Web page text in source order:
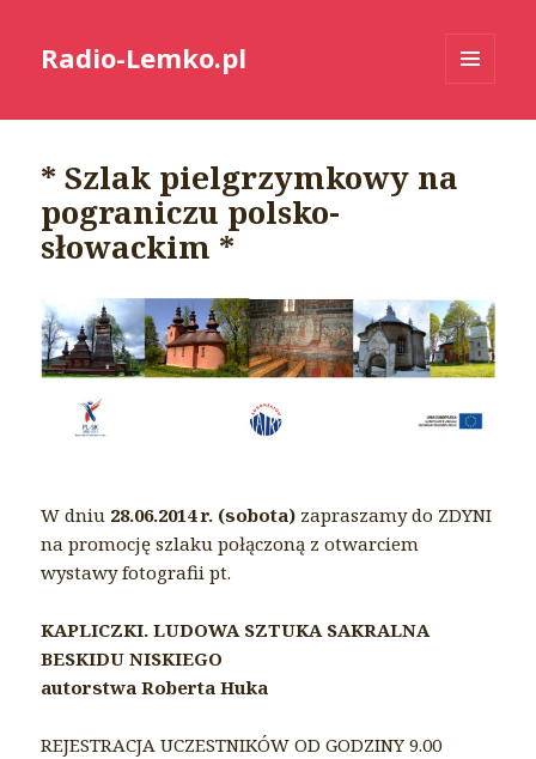
Radio-Lemko.pl
* Szlak pielgrzymkowy na
pograniczu polsko-
słowackim *
W dniu 28.06.2014 r. (sobota) zapraszamy do ZDYNI
na promocję szlaku połączoną z otwarciem
wystawy fotografii pt.
KAPLICZKI. LUDOWA SZTUKA SAKRALNA
BESKIDU NISKIEGO
autorstwa Roberta Huka
REJESTRACJA UCZESTNIKÓW OD GODZINY 9.00